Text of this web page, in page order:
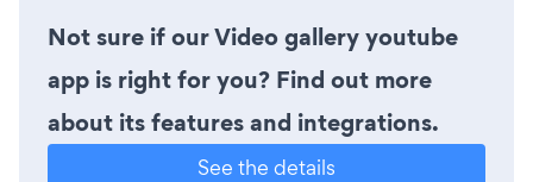
Not sure if our Video gallery youtube
app is right for you? Find out more
about its features and integrations.
See the details